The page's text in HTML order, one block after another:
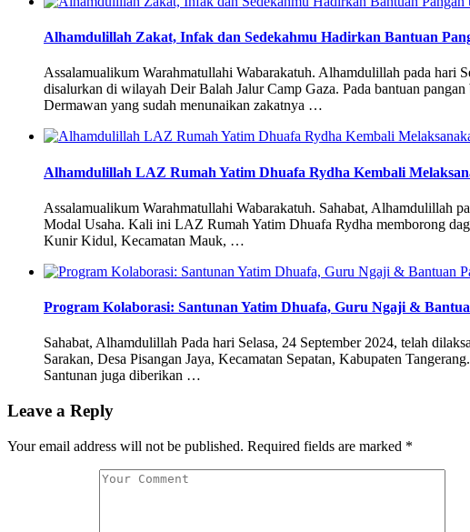
Alhamdulillah Zakat, Infak dan Sedekahmu Hadirkan Bantuan
Assalamualikum Warahmatullahi Wabarakatuh. Alhamdulillah pada hari
disalurkan di wilayah Deir Balah Jalur Camp Gaza. Pada bantuan
Dermawan yang sudah menunaikan zakatnya …
Alhamdulillah LAZ Rumah Yatim Dhuafa Rydha Kembali
Assalamualikum Warahmatullahi Wabarakatuh. Sahabat, Alhamdulillah
Modal Usaha. Kali ini LAZ Rumah Yatim Dhuafa Rydha memborong
Kunir Kidul, Kecamatan Mauk, …
Program Kolaborasi: Santunan Yatim Dhuafa, Guru Ngaji &
Sahabat, Alhamdulillah Pada hari Selasa, 24 September 2024, telah
Sarakan, Desa Pisangan Jaya, Kecamatan Sepatan, Kabupaten
Santunan juga diberikan …
Leave a Reply
Your email address will not be published. Required fields are marked *